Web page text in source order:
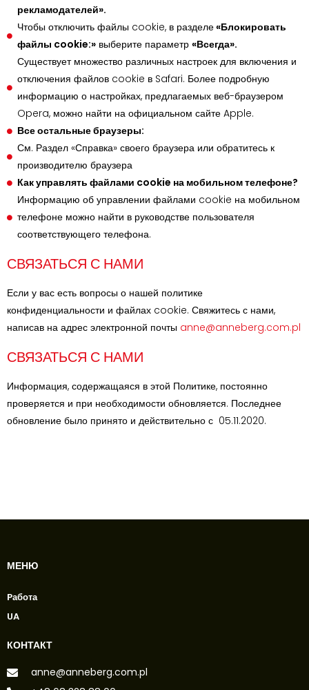
рекламодателей».
Чтобы отключить файлы cookie, в разделе«Блокировать
файлы cookie:» выберите параметр «Всегда».
Существует множество различных настроек для включения и
отключения файлов cookie в Safari. Более подробную
информацию о настройках, предлагаемых веб-браузером
Opera, можно найти на официальном сайте Apple.
Все остальные браузеры:
См. Раздел «Справка» своего браузера или обратитесь к
производителю браузера
Как управлять файлами cookie на мобильном телефоне?
Информацию об управлении файлами cookie на мобильном
телефоне можно найти в руководстве пользователя
соответствующего телефона.
СВЯЗАТЬСЯ С НАМИ
Если у вас есть вопросы о нашей политике
конфиденциальности и файлах cookie. Свяжитесь с нами,
написав на адрес электронной почты anne@anneberg.com.pl
СВЯЗАТЬСЯ С НАМИ
Информация, содержащаяся в этой Политике, постоянно
проверяется и при необходимости обновляется. Последнее
обновление было принято и действительно с 05.11.2020.
МЕНЮ
Pабота
UA
КОНТАКТ
anne@anneberg.com.pl